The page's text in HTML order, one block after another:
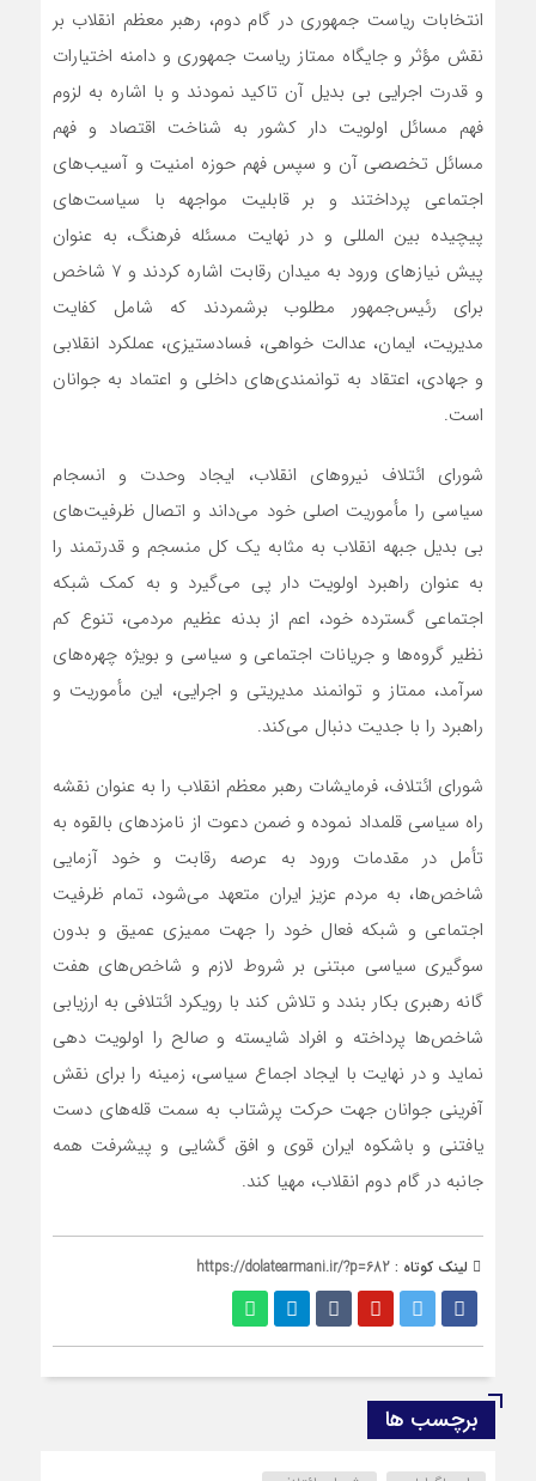
انتخابات ریاست جمهوری در گام دوم، رهبر معظم انقلاب بر
نقش مؤثر و جایگاه ممتاز ریاست جمهوری و دامنه اختیارات
و قدرت اجرایی بی بدیل آن تاکید نمودند و با اشاره به لزوم
فهم مسائل اولویت دار کشور به شناخت اقتصاد و فهم
مسائل تخصصی آن و سپس فهم حوزه امنیت و آسیب‌های
اجتماعی پرداختند و بر قابلیت مواجهه با سیاست‌های
پیچیده بین المللی و در نهایت مسئله فرهنگ، به عنوان
پیش نیازهای ورود به میدان رقابت اشاره کردند و ۷ شاخص
برای رئیس‌جمهور مطلوب برشمردند که شامل کفایت
مدیریت، ایمان، عدالت خواهی، فسادستیزی، عملکرد انقلابی
و جهادی، اعتقاد به توانمندی‌های داخلی و اعتماد به جوانان
است.
شورای ائتلاف نیروهای انقلاب، ایجاد وحدت و انسجام
سیاسی را مأموریت اصلی خود می‌داند و اتصال ظرفیت‌های
بی بدیل جبهه انقلاب به مثابه یک کل منسجم و قدرتمند را
به عنوان راهبرد اولویت دار پی می‌گیرد و به کمک شبکه
اجتماعی گسترده خود، اعم از بدنه عظیم مردمی، تنوع کم
نظیر گروه‌ها و جریانات اجتماعی و سیاسی و بویژه چهره‌های
سرآمد، ممتاز و توانمند مدیریتی و اجرایی، این مأموریت و
راهبرد را با جدیت دنبال می‌کند.
شورای ائتلاف، فرمایشات رهبر معظم انقلاب را به عنوان نقشه
راه سیاسی قلمداد نموده و ضمن دعوت از نامزدهای بالقوه به
تأمل در مقدمات ورود به عرصه رقابت و خود آزمایی
شاخص‌ها، به مردم عزیز ایران متعهد می‌شود، تمام ظرفیت
اجتماعی و شبکه فعال خود را جهت ممیزی عمیق و بدون
سوگیری سیاسی مبتنی بر شروط لازم و شاخص‌های هفت
گانه رهبری بکار بندد و تلاش کند با رویکرد ائتلافی به ارزیابی
شاخص‌ها پرداخته و افراد شایسته و صالح را اولویت دهی
نماید و در نهایت با ایجاد اجماع سیاسی، زمینه را برای نقش
آفرینی جوانان جهت حرکت پرشتاب به سمت قله‌های دست
یافتنی و باشکوه ایران قوی و افق گشایی و پیشرفت همه
جانبه در گام دوم انقلاب، مهیا کند.
لینک کوتاه : https://dolatearmani.ir/?p=682
برچسب ها